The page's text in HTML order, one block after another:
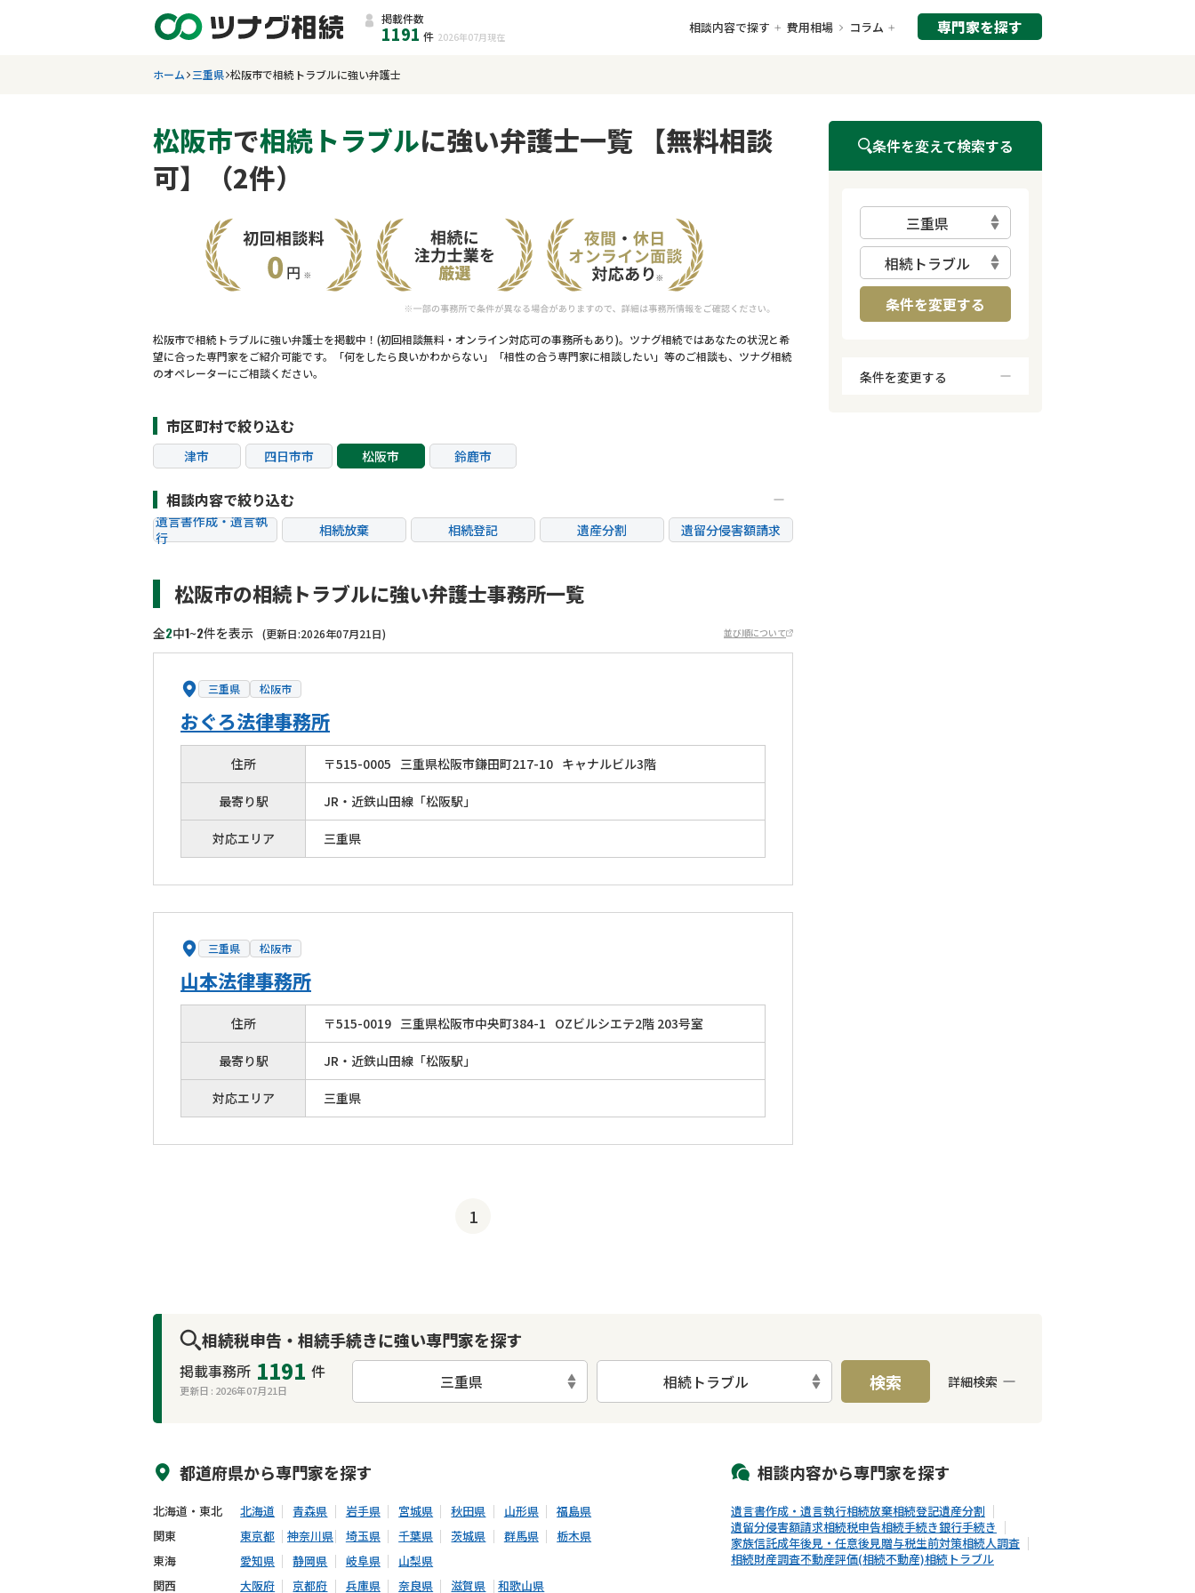
掲載件数
1191 件 2026年07月 現在
相談内容で探す 費用相場 コラム 専門家を探す
ホーム 三重県 松阪市で相続トラブルに強い弁護士
松阪市で相続トラブルに強い弁護士一覧 【無料相談
可】（2件）
松阪市で相続トラブルに強い弁護士を掲載中！(初回相談無料・オンライン対応可の事務所もあり)。ツナグ相続ではあなたの状況と希
望に合った専門家をご紹介可能です。「何をしたら良いかわからない」「相性の合う専門家に相談したい」等のご相談も、ツナグ相続
のオペレーターにご相談ください。
市区町村で絞り込む
津市 四日市市 松阪市 鈴鹿市
相談内容で絞り込む
遺言書作成・遺言執
行
相続放棄 相続登記 遺産分割
遺留分侵害額請求
贈与税
生前対策 相続人調査 相続財産調査
松阪市の相続トラブルに強い弁護士事務所一覧
全2中1~2件を表示 (更新日:2026年07月21日) 並び順について
三重県 松阪市
おぐろ法律事務所
住所 〒515-0005 三重県松阪市鎌田町217-10 キャナルビル3階
最寄り駅 JR・近鉄山田線「松阪駅」
対応エリア 三重県
三重県 松阪市
山本法律事務所
住所 〒515-0019 三重県松阪市中央町384-1 OZビルシエテ2階 203号室
最寄り駅 JR・近鉄山田線「松阪駅」
対応エリア 三重県
1
条件を変えて検索する
三重県
相続トラブル
条件を変更する
条件を変更する
相続税申告・相続手続きに強い専門家を探す
掲載事務所 1191 件
更新日 : 2026年07月21日 三重県 相続トラブル 検索 詳細検索
都道府県から専門家を探す
北海道・東北 北海道 青森県 岩手県 宮城県 秋田県 山形県
福島県
関東
東京都 神奈川県 埼玉県 千葉県 茨城県 群馬県
栃木県
東海
愛知県 静岡県 岐阜県
山梨県
関西
大阪府 京都府 兵庫県 奈良県 滋賀県 和歌山県
相談内容から専門家を探す
遺言書作成・遺言執行相続放棄相続登記遺産分割
遺留分侵害額請求相続税申告相続手続き銀行手続き
家族信託成年後見・任意後見贈与税生前対策相続人調査
相続財産調査不動産評価(相続不動産)相続トラブル